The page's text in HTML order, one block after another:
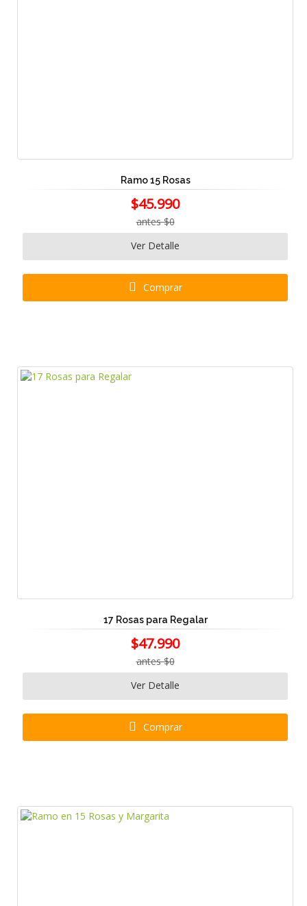
Ramo 15 Rosas
$45.990
antes $0
Ver Detalle
Comprar
17 Rosas para Regalar
$47.990
antes $0
Ver Detalle
Comprar